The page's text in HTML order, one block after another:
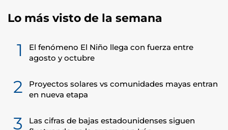
Lo más visto de la semana
1
El fenómeno El Niño llega con fuerza entre
agosto y octubre
2
Proyectos solares vs comunidades mayas entran
en nueva etapa
3
Las cifras de bajas estadounidenses siguen